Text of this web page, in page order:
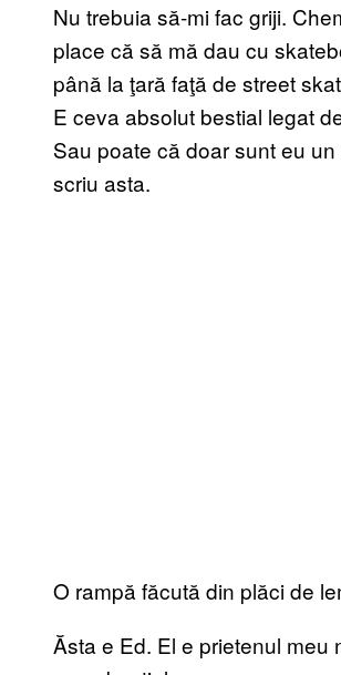
Nu trebuia să-mi fac griji.
place că să mă dau cu
până la ţară faţă de street
E ceva absolut bestial legat
Sau poate că doar sunt eu
scriu asta.
O rampă făcută din plăci de
Ăsta e Ed. El e prietenul meu